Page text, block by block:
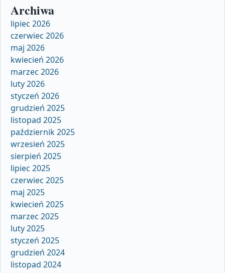
Archiwa
lipiec 2026
czerwiec 2026
maj 2026
kwiecień 2026
marzec 2026
luty 2026
styczeń 2026
grudzień 2025
listopad 2025
październik 2025
wrzesień 2025
sierpień 2025
lipiec 2025
czerwiec 2025
maj 2025
kwiecień 2025
marzec 2025
luty 2025
styczeń 2025
grudzień 2024
listopad 2024